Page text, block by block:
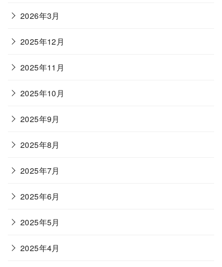
2026年3月
2025年12月
2025年11月
2025年10月
2025年9月
2025年8月
2025年7月
2025年6月
2025年5月
2025年4月